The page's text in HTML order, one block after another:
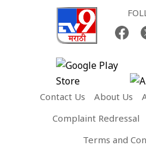
Contact Us About Us
Complaint Redressal
Terms and